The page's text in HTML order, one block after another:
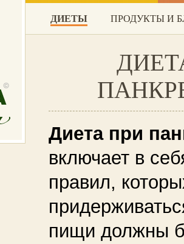
ДИЕТЫ ПРОДУКТЫ И
Диета при
включает в
правил,
пищи должны